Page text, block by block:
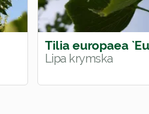
Tilia europaea
Lipa krymska